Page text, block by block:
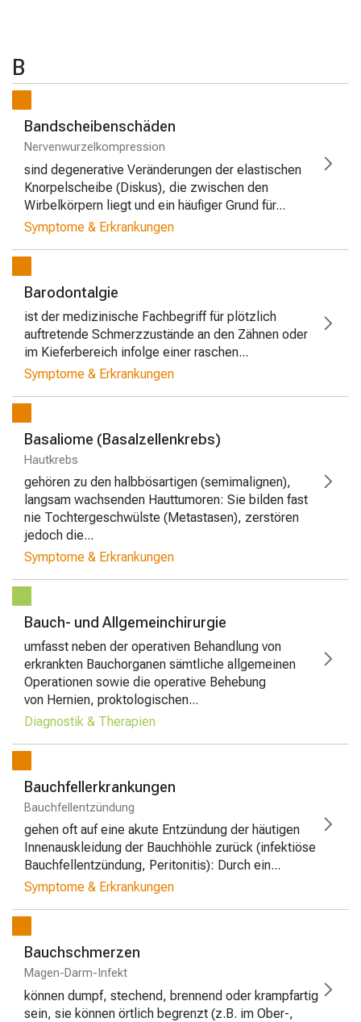
B
Bandscheibenschäden
Nervenwurzelkompression
sind degenerative Veränderungen der elastischen
Knorpelscheibe (Diskus), die zwischen den
Wirbelkörpern liegt und ein häufiger Grund für...
Symptome & Erkrankungen
Barodontalgie
ist der medizinische Fachbegriff für plötzlich
auftretende Schmerzzustände an den Zähnen oder
im Kieferbereich infolge einer raschen...
Symptome & Erkrankungen
Basaliome (Basalzellenkrebs)
Hautkrebs
gehören zu den halbbösartigen (semimalignen),
langsam wachsenden Hauttumoren: Sie bilden fast
nie Tochtergeschwülste (Metastasen), zerstören
jedoch die...
Symptome & Erkrankungen
Bauch- und Allgemeinchirurgie
umfasst neben der operativen Behandlung von
erkrankten Bauchorganen sämtliche allgemeinen
Operationen sowie die operative Behebung
von Hernien, proktologischen...
Diagnostik & Therapien
Bauchfellerkrankungen
Bauchfellentzündung
gehen oft auf eine akute Entzündung der häutigen
Innenauskleidung der Bauchhöhle zurück (infektiöse
Bauchfellentzündung, Peritonitis): Durch ein...
Symptome & Erkrankungen
Bauchschmerzen
Magen-Darm-Infekt
können dumpf, stechend, brennend oder krampfartig
sein, sie können örtlich begrenzt (z.B. im Ober-,